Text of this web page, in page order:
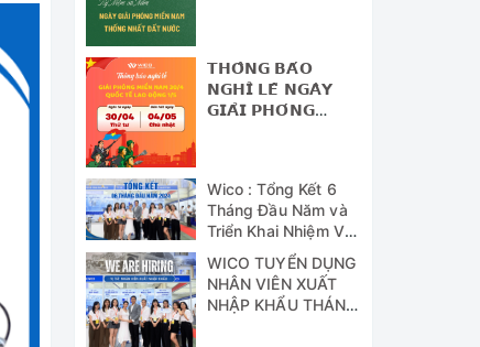
𝗧𝗛𝗢̂𝗡𝗚 𝗕𝗔́𝗢
𝗡𝗚𝗛𝗜̉ 𝗟𝗘̂̃ 𝗡𝗚𝗔̀𝗬
𝗚𝗜𝗔̉𝗜 𝗣𝗛𝗢́𝗡𝗚
(𝟭/𝟱)
Wico : Tổng Kết 6
Tháng Đầu Năm và
Triển Khai Nhiệm Vụ
Công Tác 6 Tháng
Cuối Năm 2024
WICO TUYỂN DỤNG
NHÂN VIÊN XUẤT
NHẬP KHẨU THÁNG